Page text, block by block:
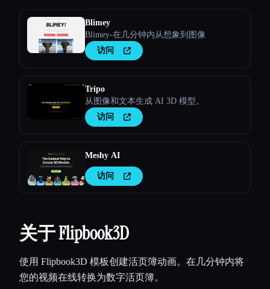
Blimey
Blimey-在几分钟内从想象到图像
访问
Tripo
从图像和文本生成 AI 3D 模型。
访问
Meshy AI
访问
关于 Flipbook3D
使用 Flipbook3D 模板创建活页簿动画。在几分钟内将
您的视频在线转换为数字活页簿。